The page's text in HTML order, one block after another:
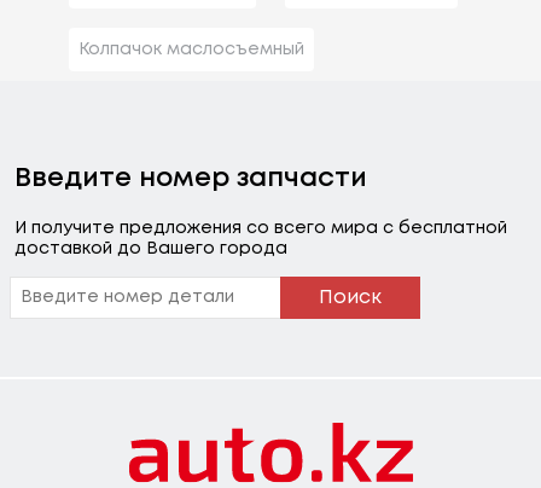
Колпачок маслосъемный
Введите номер запчасти
И получите предложения со всего мира с бесплатной
доставкой до Вашего города
Поиск